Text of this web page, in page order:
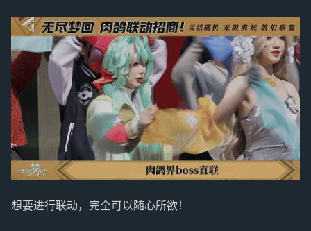
想要进行联动，完全可以随心所欲！